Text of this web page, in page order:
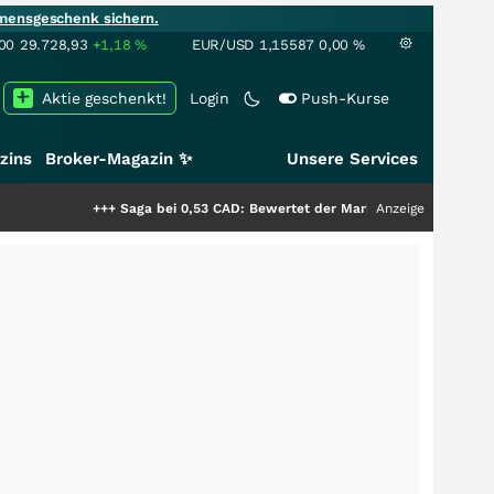
sichern.
29.728,93 +1,18% EUR/USD 1,15587 0,00 %
Login Push-Kurse
Aktie geschenkt!
Broker-Magazin ✨ Unsere Services
Saga bei 0,53 CAD: Bewertet der Markt noch immer nur die Hälfte
Anzeige